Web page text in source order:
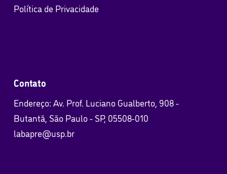
Política de Privacidade
Contato
Endereço: Av. Prof. Luciano Gualberto, 908 -
Butantã, São Paulo - SP, 05508-010
labapre@usp.br